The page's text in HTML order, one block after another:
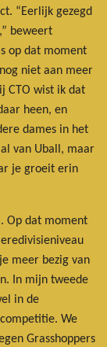
“Eerlijk gezegd
beweert
op dat moment
niet aan meer
CTO wist ik dat
heen, en
dames in het
van Uball, maar
je groeit erin
Op dat moment
meer bezig van
In mijn tweede
in de
We
Grasshoppers